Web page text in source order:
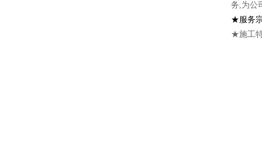
务,为公
★服务
★施工